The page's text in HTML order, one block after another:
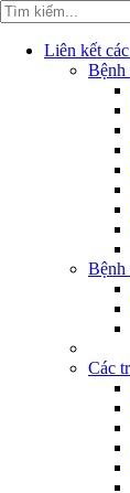
Liên kết
Bệnh
Bệnh
Các